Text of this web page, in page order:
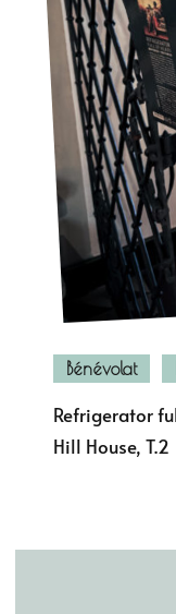
Bénévolat
Refrigerator
Hill House, T.2